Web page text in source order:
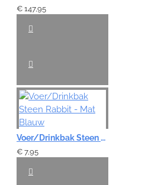
€ 147,95
Voer/Drinkbak Steen Rabbit - Mat Blauw
€ 7,95